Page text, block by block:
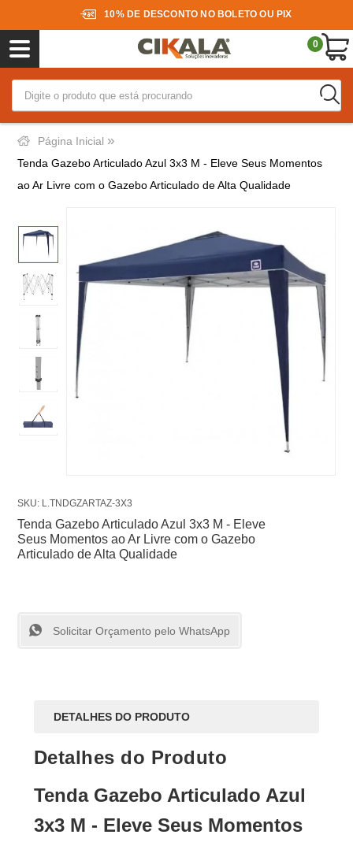
10% DE DESCONTO NO BOLETO OU PIX
0
Página Inicial »
Tenda Gazebo Articulado Azul 3x3 M - Eleve Seus Momentos
ao Ar Livre com o Gazebo Articulado de Alta Qualidade
SKU: L.TNDGZARTAZ-3X3
Tenda Gazebo Articulado Azul 3x3 M - Eleve
Seus Momentos ao Ar Livre com o Gazebo
Articulado de Alta Qualidade
Solicitar Orçamento pelo WhatsApp
DETALHES DO PRODUTO
Detalhes do Produto
Tenda Gazebo Articulado Azul
3x3 M - Eleve Seus Momentos